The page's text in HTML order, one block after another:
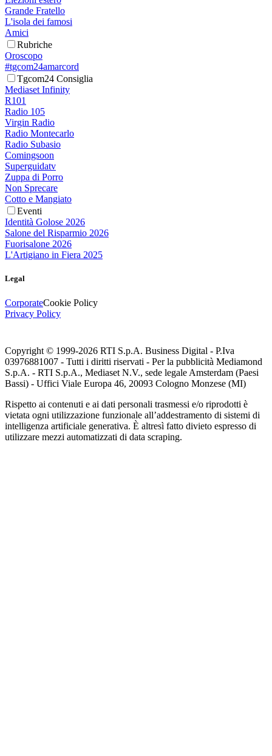
Grande Fratello
L'isola dei famosi
Amici
Rubriche
Oroscopo
#tgcom24amarcord
Tgcom24 Consiglia
Mediaset Infinity
R101
Radio 105
Virgin Radio
Radio Montecarlo
Radio Subasio
Comingsoon
Superguidatv
Zuppa di Porro
Non Sprecare
Cotto e Mangiato
Eventi
Identità Golose 2026
Salone del Risparmio 2026
Fuorisalone 2026
L'Artigiano in Fiera 2025
Legal
CorporateCookie Policy
Privacy Policy
Copyright © 1999-2026 RTI S.p.A. Business Digital - P.Iva
03976881007 - Tutti i diritti riservati - Per la pubblicità Mediamond
S.p.A. - RTI S.p.A., Mediaset N.V., sede legale Amsterdam (Paesi
Bassi) - Uffici Viale Europa 46, 20093 Cologno Monzese (MI)
Rispetto ai contenuti e ai dati personali trasmessi e/o riprodotti è
vietata ogni utilizzazione funzionale all’addestramento di sistemi di
intelligenza artificiale generativa. È altresì fatto divieto espresso di
utilizzare mezzi automatizzati di data scraping.